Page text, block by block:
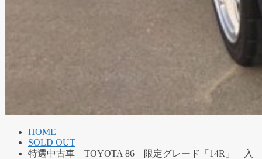
HOME
SOLD OUT
特選中古車 TOYOTA 86 限定グレード「14R」 入